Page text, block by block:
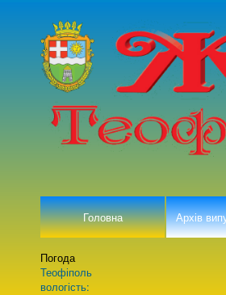
Головна Архів
Погода
Теофіполь
вологість: